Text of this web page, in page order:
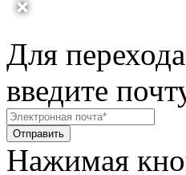
Для
введите
Отправить
Нажимая